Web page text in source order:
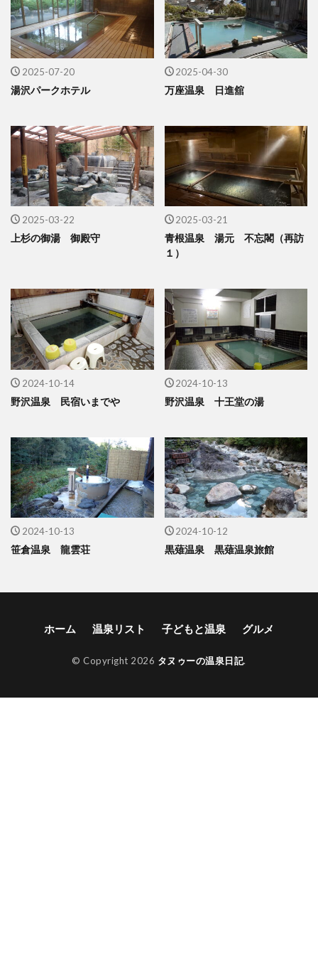
2025-07-20
湯沢パークホテル
2025-04-30
万座温泉 日進舘
2025-03-22
上杉の御湯 御殿守
2025-03-21
青根温泉 湯元 不忘閣（再訪
１）
2024-10-14
野沢温泉 民宿いまでや
2024-10-13
野沢温泉 十王堂の湯
2024-10-13
笹倉温泉 龍雲荘
2024-10-12
黒薙温泉 黒薙温泉旅館
ホーム 温泉リスト 子どもと温泉 グルメ
© Copyright 2026 タヌゥーの温泉日記.